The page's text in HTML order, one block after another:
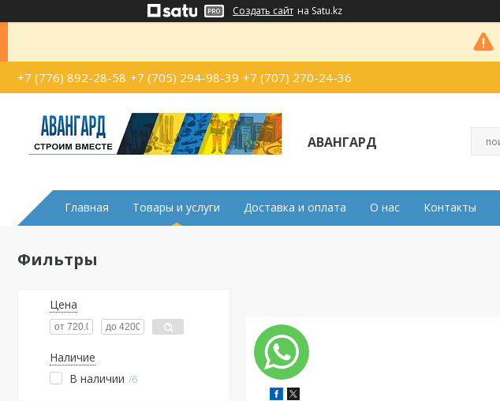
Создать сайт на Satu.kz
+7 (776) 892-28-58 +7 (705) 294-98-39 +7 (707) 270-24-36
АВАНГАРД
Главная Товары и услуги Доставка и оплата О нас Контакты
Фильтры
Цена
Наличие
В наличии
6